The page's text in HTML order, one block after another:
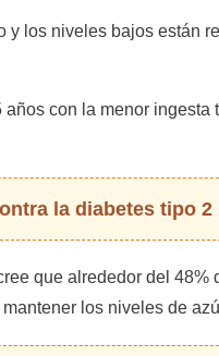
los niveles bajos están
con la menor ingesta
la diabetes tipo 2
que alrededor del
los niveles de